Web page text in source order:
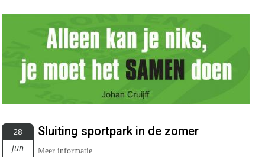
28
jun
Sluiting sportpark in de zomer
Meer informatie...